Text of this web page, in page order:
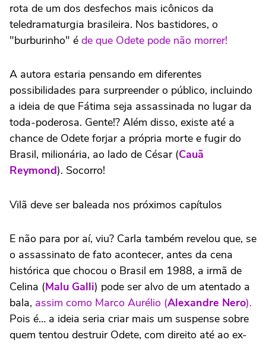
rota de um dos desfechos mais icônicos da
teledramaturgia brasileira. Nos bastidores, o
"burburinho" é de que Odete pode não morrer!
A autora estaria pensando em diferentes
possibilidades para surpreender o público, incluindo
a ideia de que Fátima seja assassinada no lugar da
toda-poderosa. Gente!? Além disso, existe até a
chance de Odete forjar a própria morte e fugir do
Brasil, milionária, ao lado de César (Cauã
Reymond). Socorro!
Vilã deve ser baleada nos próximos capítulos
E não para por aí, viu? Carla também revelou que, se
o assassinato de fato acontecer, antes da cena
histórica que chocou o Brasil em 1988, a irmã de
Celina (Malu Galli) pode ser alvo de um atentado a
bala, assim como Marco Aurélio (Alexandre Nero).
Pois é… a ideia seria criar mais um suspense sobre
quem tentou destruir Odete, com direito até ao ex-